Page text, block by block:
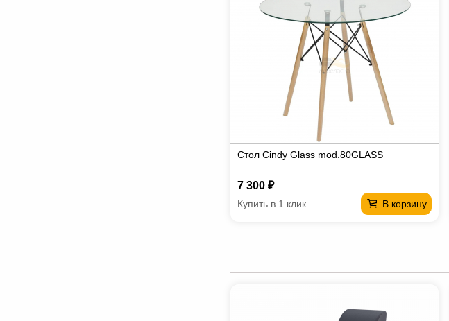
Стол Cindy Glass mod.80GLASS
7 300 ₽
В корзину
Купить в 1 клик